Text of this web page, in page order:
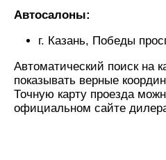
Автосалоны:
г. Казань, Победы
Автоматический поиск на
показывать верные
Точную карту проезда
официальном сайте